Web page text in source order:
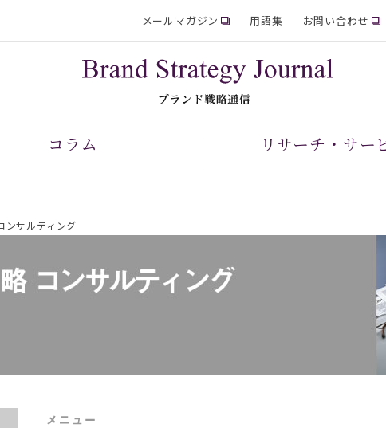
メールマガジン 用語集 お問い合わせ
コラム リサーチ・サー
ンサルティング